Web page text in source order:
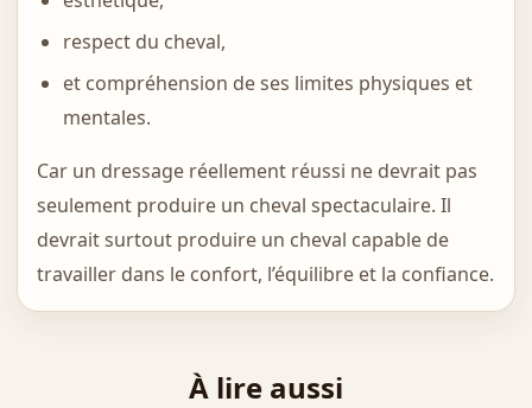
respect du cheval,
et compréhension de ses limites physiques et
mentales.
Car un dressage réellement réussi ne devrait pas
seulement produire un cheval spectaculaire. Il
devrait surtout produire un cheval capable de
travailler dans le confort, l’équilibre et la confiance.
À lire aussi